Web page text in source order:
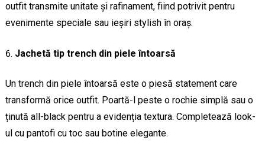
outfit transmite unitate și rafinament, fiind potrivit pentru
evenimente speciale sau ieșiri stylish în oraș.
Jachetă tip trench din piele întoarsă
Un trench din piele întoarsă este o piesă statement care
transformă orice outfit. Poartă-l peste o rochie simplă sau o
ținută all-black pentru a evidenția textura. Completează look-
ul cu pantofi cu toc sau botine elegante.